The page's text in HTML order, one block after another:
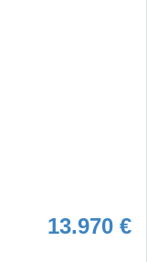
13.970 €